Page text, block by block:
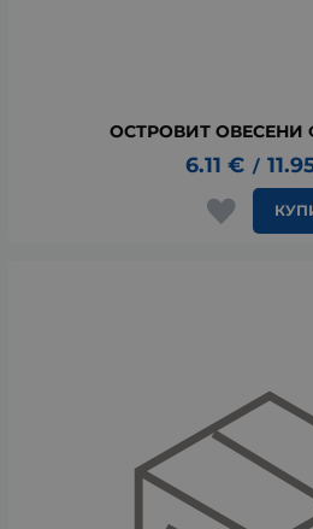
ОСТРОВИТ ОВЕСЕНИ
6.11 € /